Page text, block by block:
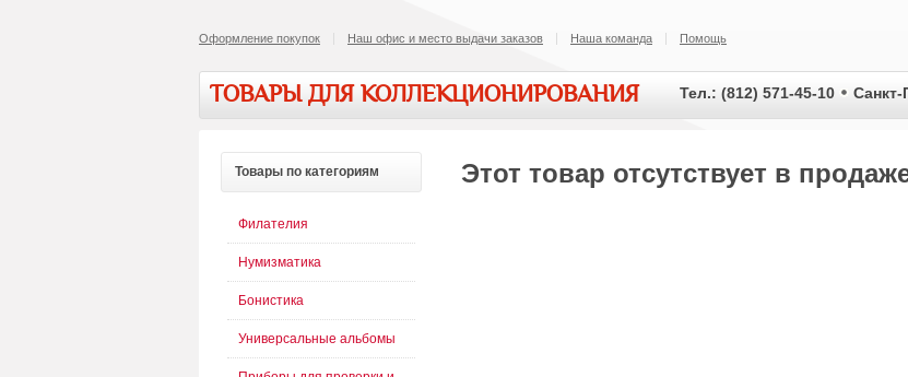
Оформление покупок Наш офис и место выдачи заказов Наша команда Помощь
ТОВАРЫ ДЛЯ КОЛЛЕКЦИОНИРОВАНИЯ Тел.: (812) 571-45-10 Санкт-
Этот товар отсутствует в
Товары по категориям
Филателия
Нумизматика
Бонистика
Универсальные альбомы